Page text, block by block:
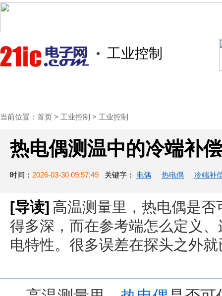
工业控制
当前位置： 首页 > 工业控制 > 工业控制
热电偶测温中的冷端补
时间： 2026-03-30 09:57:49 关键字： 电偶 热电偶 冷端补
[导读] 高温测量里，热电偶是
得多深，而在参考端怎么定义
电特性。很多误差在探头之外